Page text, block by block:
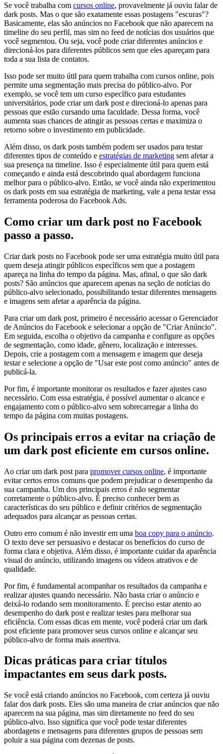
Se você trabalha com cursos online, provavelmente já ouviu falar de
dark posts. Mas o que são exatamente essas postagens "escuras"?
Basicamente, elas são anúncios no Facebook que não aparecem na
timeline do seu perfil, mas sim no feed de notícias dos usuários que
você segmentou. Ou seja, você pode criar diferentes anúncios e
direcioná-los para diferentes públicos sem que eles apareçam para
toda a sua lista de contatos.
Isso pode ser muito útil para quem trabalha com cursos online, pois
permite uma segmentação mais precisa do público-alvo. Por
exemplo, se você tem um curso específico para estudantes
universitários, pode criar um dark post e direcioná-lo apenas para
pessoas que estão cursando uma faculdade. Dessa forma, você
aumenta suas chances de atingir as pessoas certas e maximiza o
retorno sobre o investimento em publicidade.
Além disso, os dark posts também podem ser usados para testar
diferentes tipos de conteúdo e estratégias de marketing sem afetar a
sua presença na timeline. Isso é especialmente útil para quem está
começando e ainda está descobrindo qual abordagem funciona
melhor para o público-alvo. Então, se você ainda não experimentou
os dark posts em sua estratégia de marketing, vale a pena testar essa
ferramenta poderosa do Facebook Ads.
Como criar um dark post no Facebook
passo a passo.
Criar dark posts no Facebook pode ser uma estratégia muito útil para
quem deseja atingir públicos específicos sem que a postagem
apareça na linha do tempo da página. Mas, afinal, o que são dark
posts? São anúncios que aparecem apenas na seção de notícias do
público-alvo selecionado, possibilitando testar diferentes mensagens
e imagens sem afetar a aparência da página.
Para criar um dark post, primeiro é necessário acessar o Gerenciador
de Anúncios do Facebook e selecionar a opção de "Criar Anúncio".
Em seguida, escolha o objetivo da campanha e configure as opções
de segmentação, como idade, gênero, localização e interesses.
Depois, crie a postagem com a mensagem e imagem que deseja
testar e selecione a opção de "Usar este post como anúncio" antes de
publicá-la.
Por fim, é importante monitorar os resultados e fazer ajustes caso
necessário. Com essa estratégia, é possível aumentar o alcance e
engajamento com o público-alvo sem sobrecarregar a linha do
tempo da página com muitas postagens.
Os principais erros a evitar na criação de
um dark post eficiente em cursos online.
Ao criar um dark post para promover cursos online, é importante
evitar certos erros comuns que podem prejudicar o desempenho da
sua campanha. Um dos principais erros é não segmentar
corretamente o público-alvo. É preciso conhecer bem as
características do seu público e definir critérios de segmentação
adequados para alcançar as pessoas certas.
Outro erro comum é não investir em uma boa copy para o anúncio.
O texto deve ser persuasivo e destacar os benefícios do curso de
forma clara e objetiva. Além disso, é importante cuidar da aparência
visual do anúncio, utilizando imagens ou vídeos atrativos e de
qualidade.
Por fim, é fundamental acompanhar os resultados da campanha e
realizar ajustes quando necessário. Não basta criar o anúncio e
deixá-lo rodando sem monitoramento. É preciso estar atento ao
desempenho do dark post e realizar testes para melhorar sua
eficiência. Com essas dicas em mente, você poderá criar um dark
post eficiente para promover seus cursos online e alcançar seu
público-alvo de forma mais assertiva.
Dicas práticas para criar títulos
impactantes em seus dark posts.
Se você está criando anúncios no Facebook, com certeza já ouviu
falar dos dark posts. Eles são uma maneira de criar anúncios que não
aparecem na sua página, mas sim diretamente no feed do seu
público-alvo. Isso significa que você pode testar diferentes
abordagens e mensagens para diferentes grupos de pessoas sem
poluir a sua página com dezenas de posts.